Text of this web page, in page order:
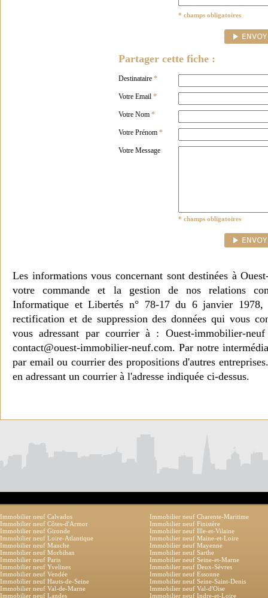
* champs obligatoires
Partager cette fiche :
Destinataire *
Votre Email *
Votre Nom *
Votre Prénom *
Votre Message
* champs obligatoires
Les informations vous concernant sont destinées à
votre commande et la gestion de nos relations
Informatique et Libertés n° 78-17 du 6 janvier 1978,
rectification et de suppression des données qui vous
vous adressant par courrier à : Ouest-immobilier-
contact@ouest-immobilier-neuf.com. Par notre
par email ou courrier des propositions d'autres
en adressant un courrier à l'adresse indiquée ci-dessus.
Immobilier neuf Calvados
Immobilier neuf Charente-Maritime
Immobilier neuf Côtes-d'Armor
Immobilier neuf Finistère
Immobilier neuf Gironde
Immobilier neuf Ille-et-Vilaine
Immobilier neuf Loire-Atlantique
Immobilier neuf Maine-et-Loire
Immobilier neuf Manche
Immobilier neuf Mayenne
Immobilier neuf Morbihan
Immobilier neuf Sarthe
Immobilier neuf Paris
Immobilier neuf Seine-et-Marne
Immobilier neuf Yvelines
Immobilier neuf Deux-Sèvres
Immobilier neuf Vendée
Immobilier neuf Essonne
Immobilier neuf Hauts-de-Seine
Immobilier neuf Seine-Saint-Denis
Immobilier neuf Val-de-Marne
Immobilier neuf Val-d'Oise
Immobilier neuf Landes
Immobilier neuf Indre-et-Loire